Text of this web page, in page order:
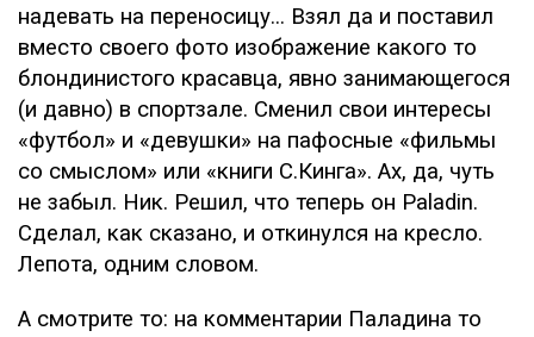
надевать на переносицу... Взял да и поставил
вместо своего фото изображение какого то
блондинистого красавца, явно занимающегося
(и давно) в спортзале. Сменил свои интересы
«футбол» и «девушки» на пафосные «фильмы
со смыслом» или «книги С.Кинга». Ах, да, чуть
не забыл. Ник. Решил, что теперь он Paladin.
Сделал, как сказано, и откинулся на кресло.
Лепота, одним словом.
А смотрите то: на комментарии Паладина то